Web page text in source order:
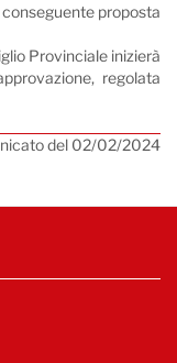
proposta
Provinciale inizierà
regolata
del 02/02/2024